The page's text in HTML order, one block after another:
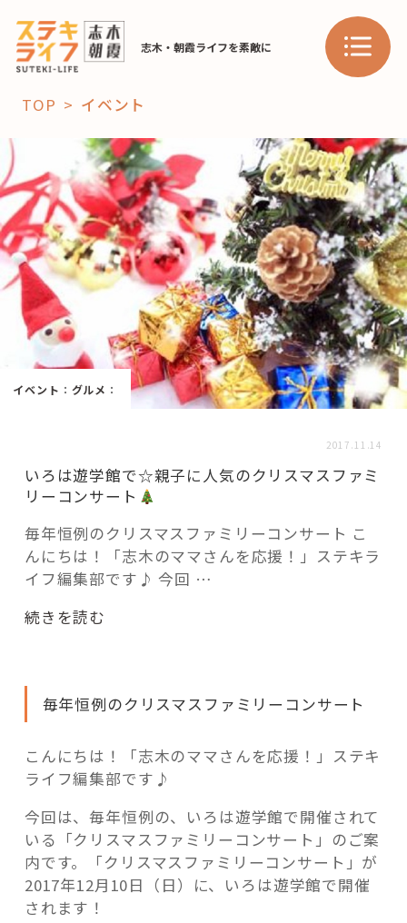
志木・朝霞ライフを素敵に
「コト」
子育て
暮らし
おすすめ
スポット 学び・教育
「場」
HAREL HAREL
活用事例
「モノ」
fleXe リノベ事例
「ひと」
コーディネーター紹介
これからの暮らし 住み替え相談
TOP イベント
イベント ： グルメ ：
2017.11.14
いろは遊学館で☆親子に人気のクリスマスファミ
リーコンサート
毎年恒例のクリスマスファミリーコンサート こ
んにちは！「志木のママさんを応援！」ステキラ
イフ編集部です♪ 今回 …
“い
遊
館
で
☆
子
に
人
気
の
続きを読む
毎年恒例のクリスマスファミリーコンサート
こんにちは！「志木のママさんを応援！」ステキ
ライフ編集部です♪
今回は、毎年恒例の、いろは遊学館で開催されて
いる「クリスマスファミリーコンサート」のご案
内です。「クリスマスファミリーコンサート」が
2017年12月10日（日）に、いろは遊学館で開催
されます！